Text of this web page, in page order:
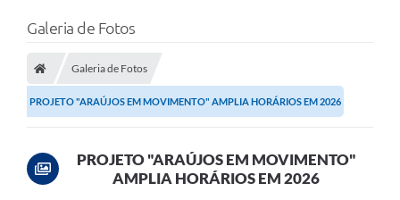
Processo seletivo
Lei Aldir Blanc 2026
COMPRA DIRETA
Prefeitura
Galeria de Fotos
Galeria de Fotos
PROJETO "ARAÚJOS EM MOVIMENTO" AMPLIA HORÁRIOS EM 2026
PROJETO "ARAÚJOS EM MOVIMENTO"
AMPLIA HORÁRIOS EM 2026